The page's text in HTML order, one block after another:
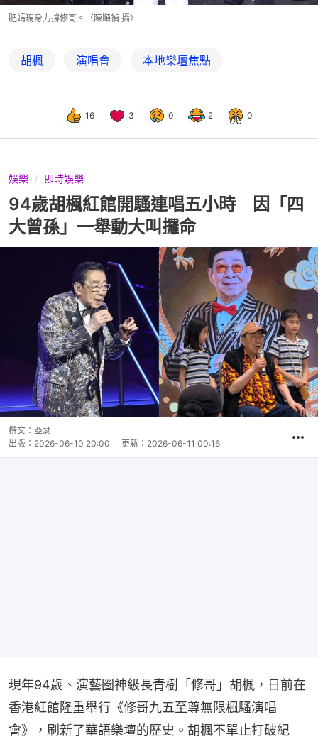
肥媽現身力撐修哥。（陳順禎 攝）
胡楓 演唱會 本地樂壇焦點
16 3 0 2 0
娛樂 即時娛樂
94歲胡楓紅館開騷連唱五小時 因「四
大曾孫」一舉動大叫攞命
撰文： 亞瑟
出版： 2026-06-10 20:00 更新： 2026-06-11 00:16
現年94歲、演藝圈神級長青樹「修哥」胡楓，日前在
香港紅館隆重舉行《修哥九五至尊無限楓騷演唱
會》，刷新了華語樂壇的歷史。胡楓不單止打破紀